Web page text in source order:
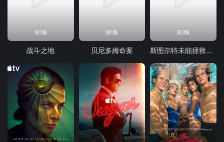
第1集
战斗之地
第1集
贝尼多姆命案
第3集
斯图尔特未能拯救宇宙